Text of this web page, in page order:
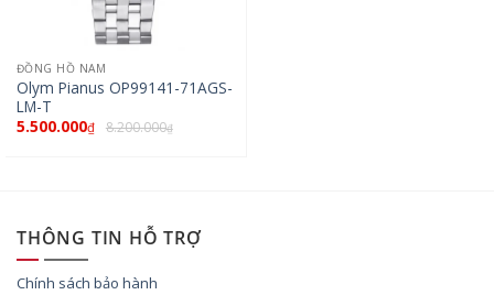
ĐỒNG HỒ NAM
Olym Pianus OP99141-71AGS-
LM-T
5.500.000₫ 8.200.000₫
THÔNG TIN HỖ TRỢ
Chính sách bảo hành